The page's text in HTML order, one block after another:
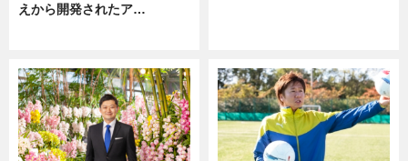
えから開発されたア…